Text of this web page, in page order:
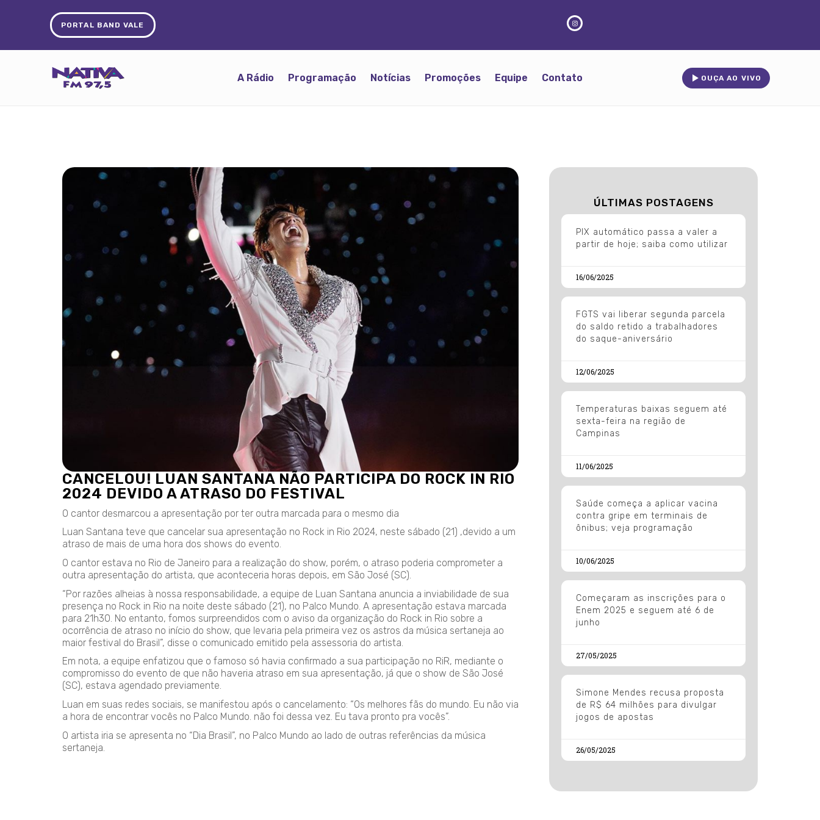
PORTAL BAND VALE
A Rádio Programação Notícias Promoções Equipe Contato OUÇA AO VIVO
CANCELOU! LUAN SANTANA NÃO PARTICIPA DO ROCK IN RIO
2024 DEVIDO A ATRASO DO FESTIVAL
O cantor desmarcou a apresentação por ter outra marcada para o mesmo dia
Luan Santana teve que cancelar sua apresentação no Rock in Rio 2024, neste sábado (21) ,devido a um
atraso de mais de uma hora dos shows do evento.
O cantor estava no Rio de Janeiro para a realização do show, porém, o atraso poderia comprometer a
outra apresentação do artista, que aconteceria horas depois, em São José (SC).
“Por razões alheias à nossa responsabilidade, a equipe de Luan Santana anuncia a inviabilidade de sua
presença no Rock in Rio na noite deste sábado (21), no Palco Mundo. A apresentação estava marcada
para 21h30. No entanto, fomos surpreendidos com o aviso da organização do Rock in Rio sobre a
ocorrência de atraso no início do show, que levaria pela primeira vez os astros da música sertaneja ao
maior festival do Brasil”, disse o comunicado emitido pela assessoria do artista.
Em nota, a equipe enfatizou que o famoso só havia confirmado a sua participação no RiR, mediante o
compromisso do evento de que não haveria atraso em sua apresentação, já que o show de São José
(SC), estava agendado previamente.
Luan em suas redes sociais, se manifestou após o cancelamento: “Os melhores fãs do mundo. Eu não via
a hora de encontrar vocês no Palco Mundo. não foi dessa vez. Eu tava pronto pra vocês”.
O artista iria se apresenta no “Dia Brasil”, no Palco Mundo ao lado de outras referências da música
sertaneja.
ÚLTIMAS POSTAGENS
PIX automático passa a valer a
partir de hoje; saiba como utilizar
16/06/2025
FGTS vai liberar segunda parcela
do saldo retido a trabalhadores
do saque-aniversário
12/06/2025
Temperaturas baixas seguem até
sexta-feira na região de
Campinas
11/06/2025
Saúde começa a aplicar vacina
contra gripe em terminais de
ônibus; veja programação
10/06/2025
Começaram as inscrições para o
Enem 2025 e seguem até 6 de
junho
27/05/2025
Simone Mendes recusa proposta
de R$ 64 milhões para divulgar
jogos de apostas
26/05/2025